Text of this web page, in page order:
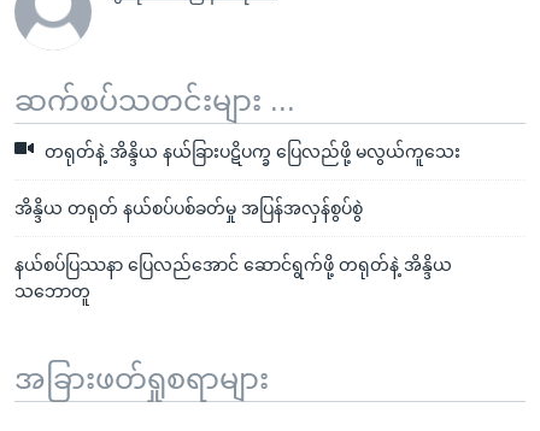
ဆက်စပ်သတင်းများ ...
တရုတ်နဲ့ အိန္ဒိယ နယ်ခြားပဋိပက္ခ ပြေလည်ဖို့ မလွယ်ကူသေး
အိန္ဒိယ တရုတ် နယ်စပ်ပစ်ခတ်မှု အပြန်အလှန်စွပ်စွဲ
နယ်စပ်ပြဿနာ ပြေလည်အောင် ဆောင်ရွက်ဖို့ တရုတ်နဲ့ အိန္ဒိယ
သဘောတူ
အခြားဖတ်ရှုစရာများ